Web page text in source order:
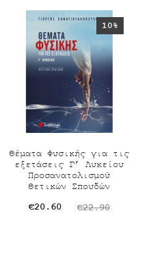
10%
Θέματα Φυσικής για τις
εξετάσεις Γ’ Λυκείου
Προσανατολισμού
Θετικών Σπουδών
€22.90
Original
€20.60
Η